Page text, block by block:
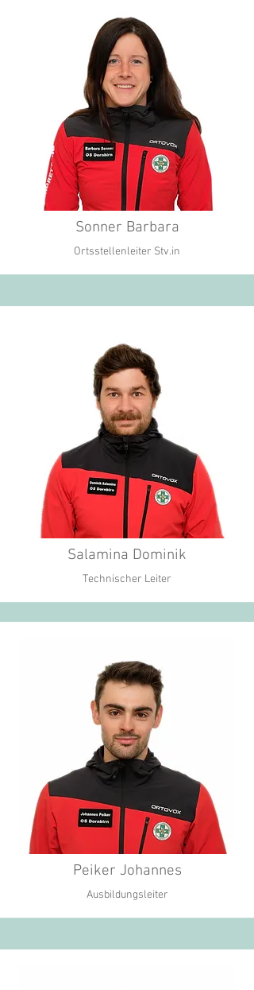
Sonner Barbara
Ortsstellenleiter Stv.in
Salamina Dominik
Technischer Leiter
Peiker Johannes
Ausbildungsleiter